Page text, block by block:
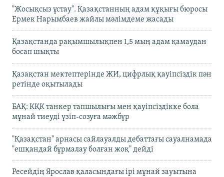
"Жосықсыз ұстау". Қазақстанның адам құқығы бюросы
Ермек Нарымбаев жайлы мәлімдеме жасады
Қазақстанда рақымшылықпен 1,5 мың адам қамаудан
босап шықты
Қазақстан мектептерінде ЖИ, цифрлық қауіпсіздік пән
ретінде оқытылады
БАҚ: КҚК танкер тапшылығы мен қауіпсіздікке бола
мұнай тиеуді үзіп-созуға мәжбүр
"Қазақстан" арнасы сайлауалды дебаттағы сауалнамада
"ешқандай бұрмалау болған жоқ" дейді
Ресейдің Ярослав қаласындағы ірі мұнай зауытына